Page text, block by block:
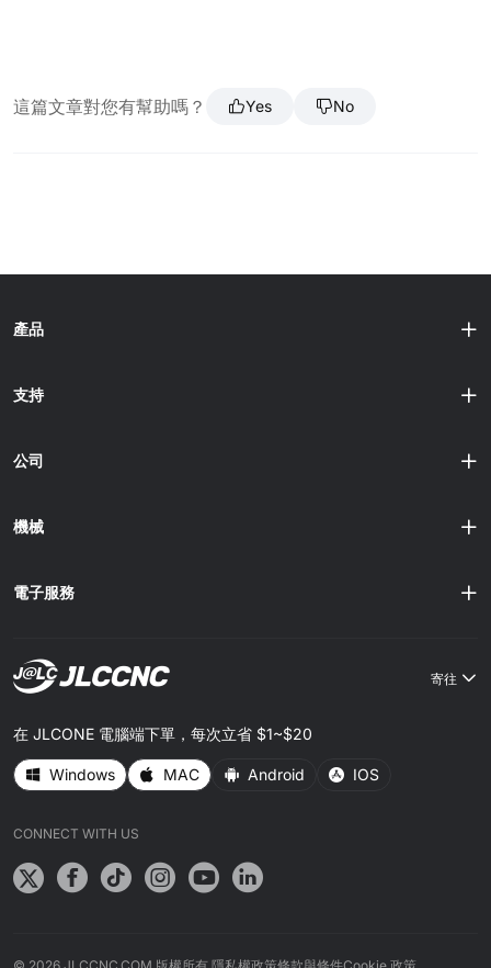
這篇文章對您有幫助嗎？ Yes No
產品
支持
公司
機械
電子服務
寄往
在 JLCONE 電腦端下單，每次立省 $1~$20
Windows MAC Android IOS
CONNECT WITH US
協助我們提升您的使用體驗。
策 。您可隨時更新您的偏好設定。